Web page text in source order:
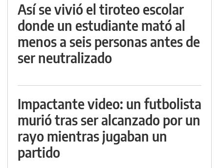
Así se vivió el tiroteo escolar
donde un estudiante mató al
menos a seis personas antes de
ser neutralizado
Impactante video: un futbolista
murió tras ser alcanzado por un
rayo mientras jugaban un
partido